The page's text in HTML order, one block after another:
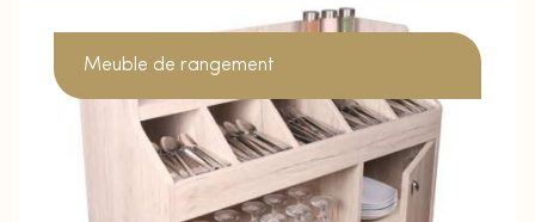
Meuble de rangement